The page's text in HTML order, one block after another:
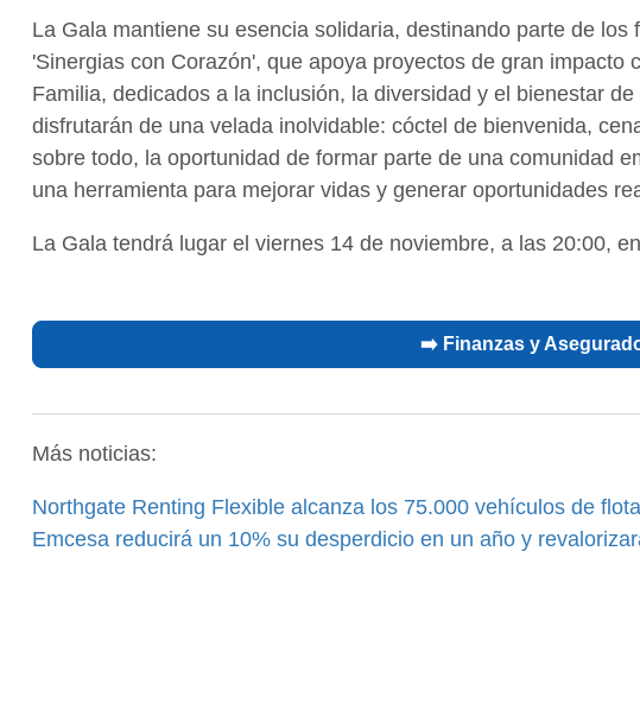
La Gala mantiene su esencia solidaria, destinando parte de los
'Sinergias con Corazón', que apoya proyectos de gran impacto
Familia, dedicados a la inclusión, la diversidad y el bienestar
disfrutarán de una velada inolvidable: cóctel de bienvenida,
sobre todo, la oportunidad de formar parte de una comunidad
una herramienta para mejorar vidas y generar oportunidades
La Gala tendrá lugar el viernes 14 de noviembre, a las 20:00,
➡️ Finanzas y
Más noticias:
Northgate Renting Flexible alcanza los 75.000 vehículos de flota
Emcesa reducirá un 10% su desperdicio en un año y